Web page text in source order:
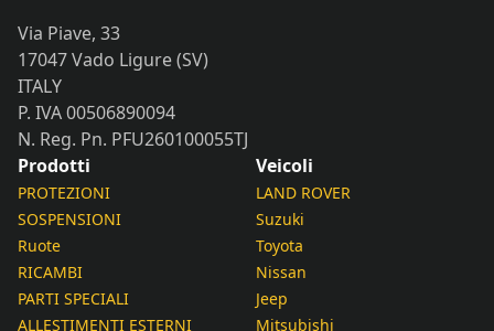
Via Piave, 33
17047 Vado Ligure (SV)
ITALY
P. IVA 00506890094
N. Reg. Pn. PFU260100055TJ
Prodotti
PROTEZIONI
SOSPENSIONI
Ruote
RICAMBI
PARTI SPECIALI
ALLESTIMENTI ESTERNI
Veicoli
LAND ROVER
Suzuki
Toyota
Nissan
Jeep
Mitsubishi